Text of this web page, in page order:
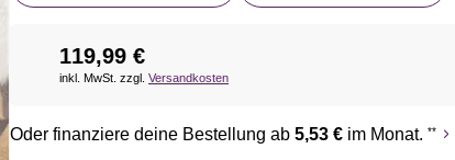
119,99 €
inkl. MwSt. zzgl. Versandkosten
Oder finanziere deine Bestellung ab 5,53 € im Monat. **